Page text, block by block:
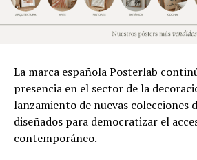
La marca española Posterlab
presencia en el sector de la
lanzamiento de nuevas colecciones
diseñados para democratizar el
contemporáneo.